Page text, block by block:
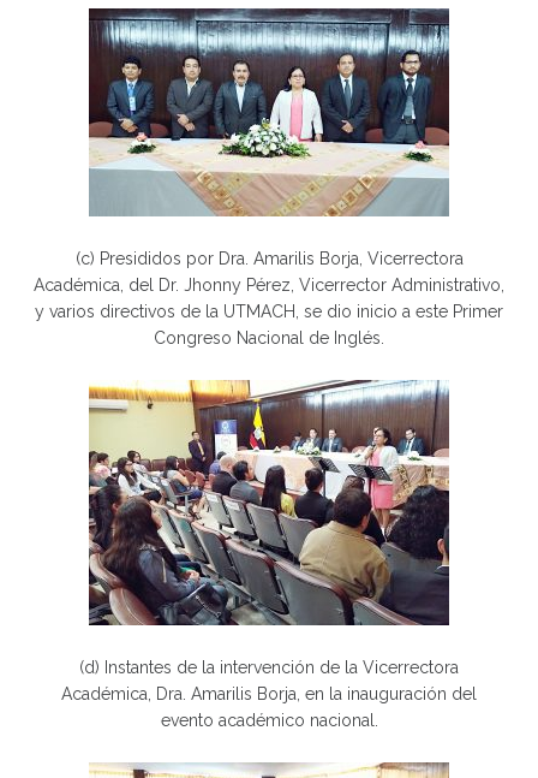
(c) Presididos por Dra. Amarilis Borja, Vicerrectora
Académica, del Dr. Jhonny Pérez, Vicerrector Administrativo,
y varios directivos de la UTMACH, se dio inicio a este Primer
Congreso Nacional de Inglés.
(d) Instantes de la intervención de la Vicerrectora
Académica, Dra. Amarilis Borja, en la inauguración del
evento académico nacional.